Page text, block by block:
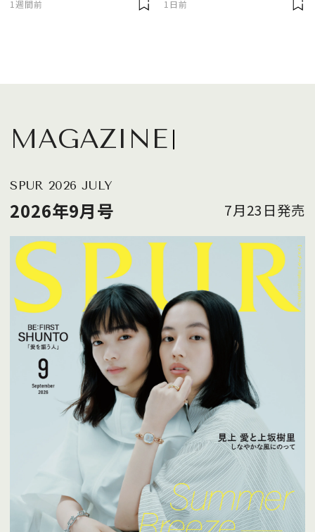
1週間前 1日前
MAGAZINE
SPUR 2026 JULY
2026年9月号 7月23日発売